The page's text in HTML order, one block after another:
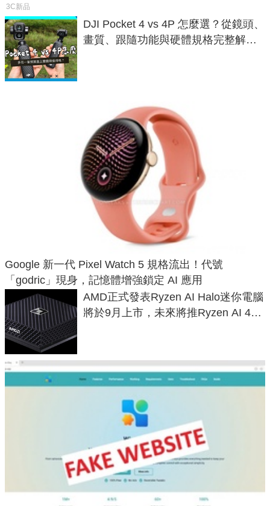
3C新品
DJI Pocket 4 vs 4P 怎麼選？從鏡頭、
畫質、跟隨功能與硬體規格完整解
Google 新一代 Pixel Watch 5 規格流出！代號
「godric」現身，記憶體增強鎖定 AI 應用
AMD正式發表Ryzen AI Halo迷你電腦
將於9月上市，未來將推Ryzen AI 400